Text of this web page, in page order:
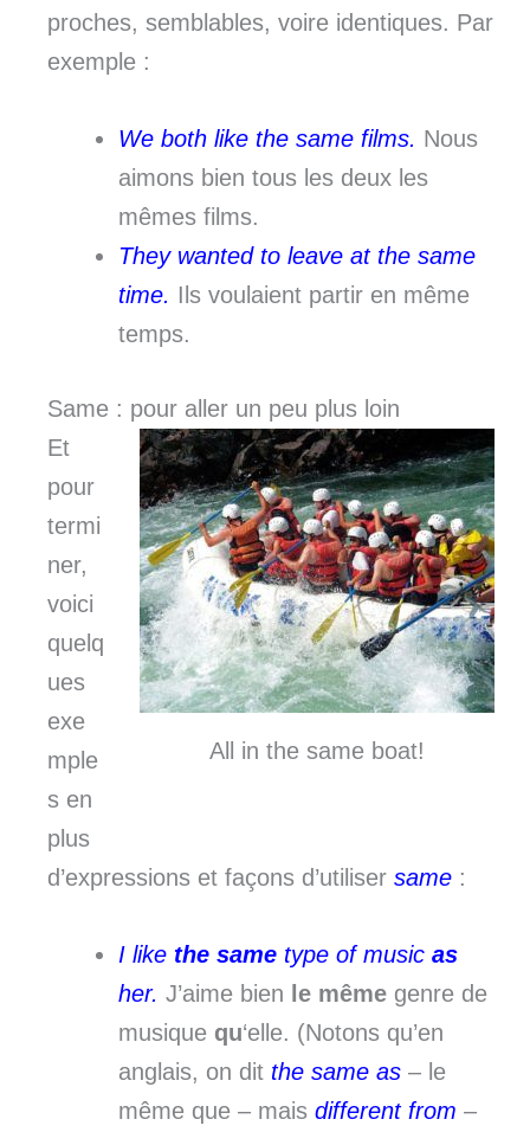
proches, semblables, voire identiques. Par
exemple :
We both like the same films. Nous
aimons bien tous les deux les
mêmes films.
They wanted to leave at the same
time. Ils voulaient partir en même
temps.
Same : pour aller un peu plus loin
All in the same boat!
Et
pour
termi
ner,
voici
quelq
ues
exe
mple
s en
plus
d’expressions et façons d’utiliser same :
I like the same type of music as
her. J’aime bien le même genre de
musique qu‘elle. (Notons qu’en
anglais, on dit the same as – le
même que – mais different from –